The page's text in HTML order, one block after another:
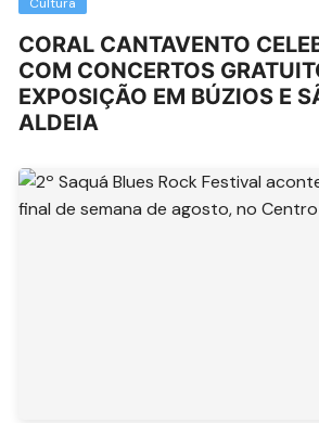
CORAL CANTAVENTO
COM CONCERTOS
EXPOSIÇÃO EM BÚZIOS E
ALDEIA